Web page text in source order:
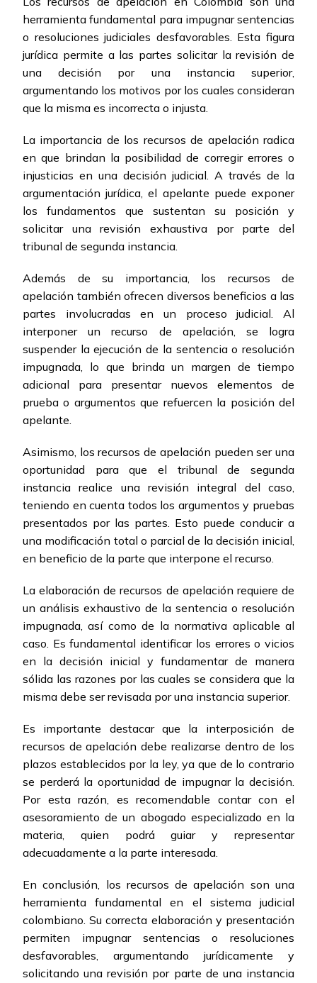
herramienta fundamental para impugnar sentencias
o resoluciones judiciales desfavorables. Esta figura
jurídica permite a las partes solicitar la revisión de
una decisión por una instancia superior,
argumentando los motivos por los cuales consideran
que la misma es incorrecta o injusta.
La importancia de los recursos de apelación radica
en que brindan la posibilidad de corregir errores o
injusticias en una decisión judicial. A través de la
argumentación jurídica, el apelante puede exponer
los fundamentos que sustentan su posición y
solicitar una revisión exhaustiva por parte del
tribunal de segunda instancia.
Además de su importancia, los recursos de
apelación también ofrecen diversos beneficios a las
partes involucradas en un proceso judicial. Al
interponer un recurso de apelación, se logra
suspender la ejecución de la sentencia o resolución
impugnada, lo que brinda un margen de tiempo
adicional para presentar nuevos elementos de
prueba o argumentos que refuercen la posición del
apelante.
Asimismo, los recursos de apelación pueden ser una
oportunidad para que el tribunal de segunda
instancia realice una revisión integral del caso,
teniendo en cuenta todos los argumentos y pruebas
presentados por las partes. Esto puede conducir a
una modificación total o parcial de la decisión inicial,
en beneficio de la parte que interpone el recurso.
La elaboración de recursos de apelación requiere de
un análisis exhaustivo de la sentencia o resolución
impugnada, así como de la normativa aplicable al
caso. Es fundamental identificar los errores o vicios
en la decisión inicial y fundamentar de manera
sólida las razones por las cuales se considera que la
misma debe ser revisada por una instancia superior.
Es importante destacar que la interposición de
recursos de apelación debe realizarse dentro de los
plazos establecidos por la ley, ya que de lo contrario
se perderá la oportunidad de impugnar la decisión.
Por esta razón, es recomendable contar con el
asesoramiento de un abogado especializado en la
materia, quien podrá guiar y representar
adecuadamente a la parte interesada.
En conclusión, los recursos de apelación son una
herramienta fundamental en el sistema judicial
colombiano. Su correcta elaboración y presentación
permiten impugnar sentencias o resoluciones
desfavorables, argumentando jurídicamente y
solicitando una revisión por parte de una instancia